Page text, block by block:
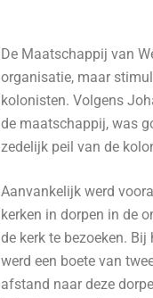
De Maatschappij van
organisatie, maar
kolonisten. Volgens
de maatschappij, was
zedelijk peil van de
Aanvankelijk werd
kerken in dorpen in de
de kerk te bezoeken.
werd een boete van
afstand naar deze